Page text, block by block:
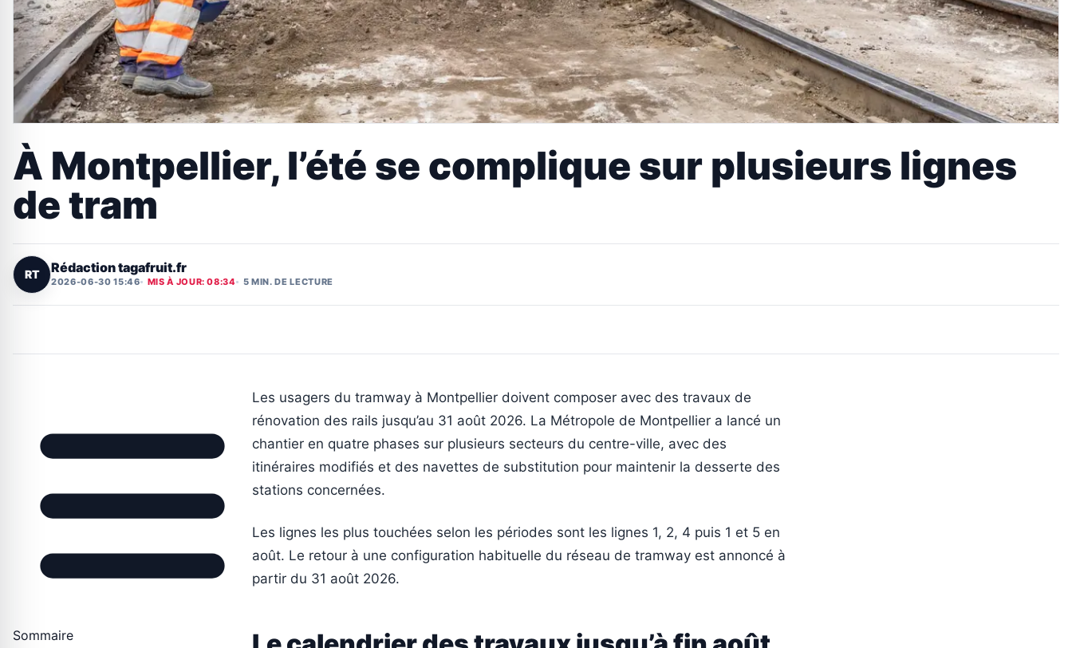
À Montpellier, l’été se complique sur plusieurs lignes
de tram
RT Rédaction tagafruit.fr
2026-06-30 15:46 MIS À JOUR: 08:34 5 MIN. DE LECTURE
Sommaire
Les usagers du tramway à Montpellier doivent composer avec des travaux de
rénovation des rails jusqu’au 31 août 2026. La Métropole de Montpellier a lancé un
chantier en quatre phases sur plusieurs secteurs du centre-ville, avec des
itinéraires modifiés et des navettes de substitution pour maintenir la desserte des
stations concernées.
Les lignes les plus touchées selon les périodes sont les lignes 1, 2, 4 puis 1 et 5 en
août. Le retour à une configuration habituelle du réseau de tramway est annoncé à
partir du 31 août 2026.